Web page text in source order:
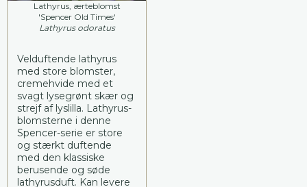
Lathyrus, ærteblomst
'Spencer Old Times'
Lathyrus odoratus
Velduftende lathyrus
med store blomster,
cremehvide med et
svagt lysegrønt skær og
strejf af lyslilla. Lathyrus-
blomsterne i denne
Spencer-serie er store
og stærkt duftende
med den klassiske
berusende og søde
lathyrusduft. Kan levere